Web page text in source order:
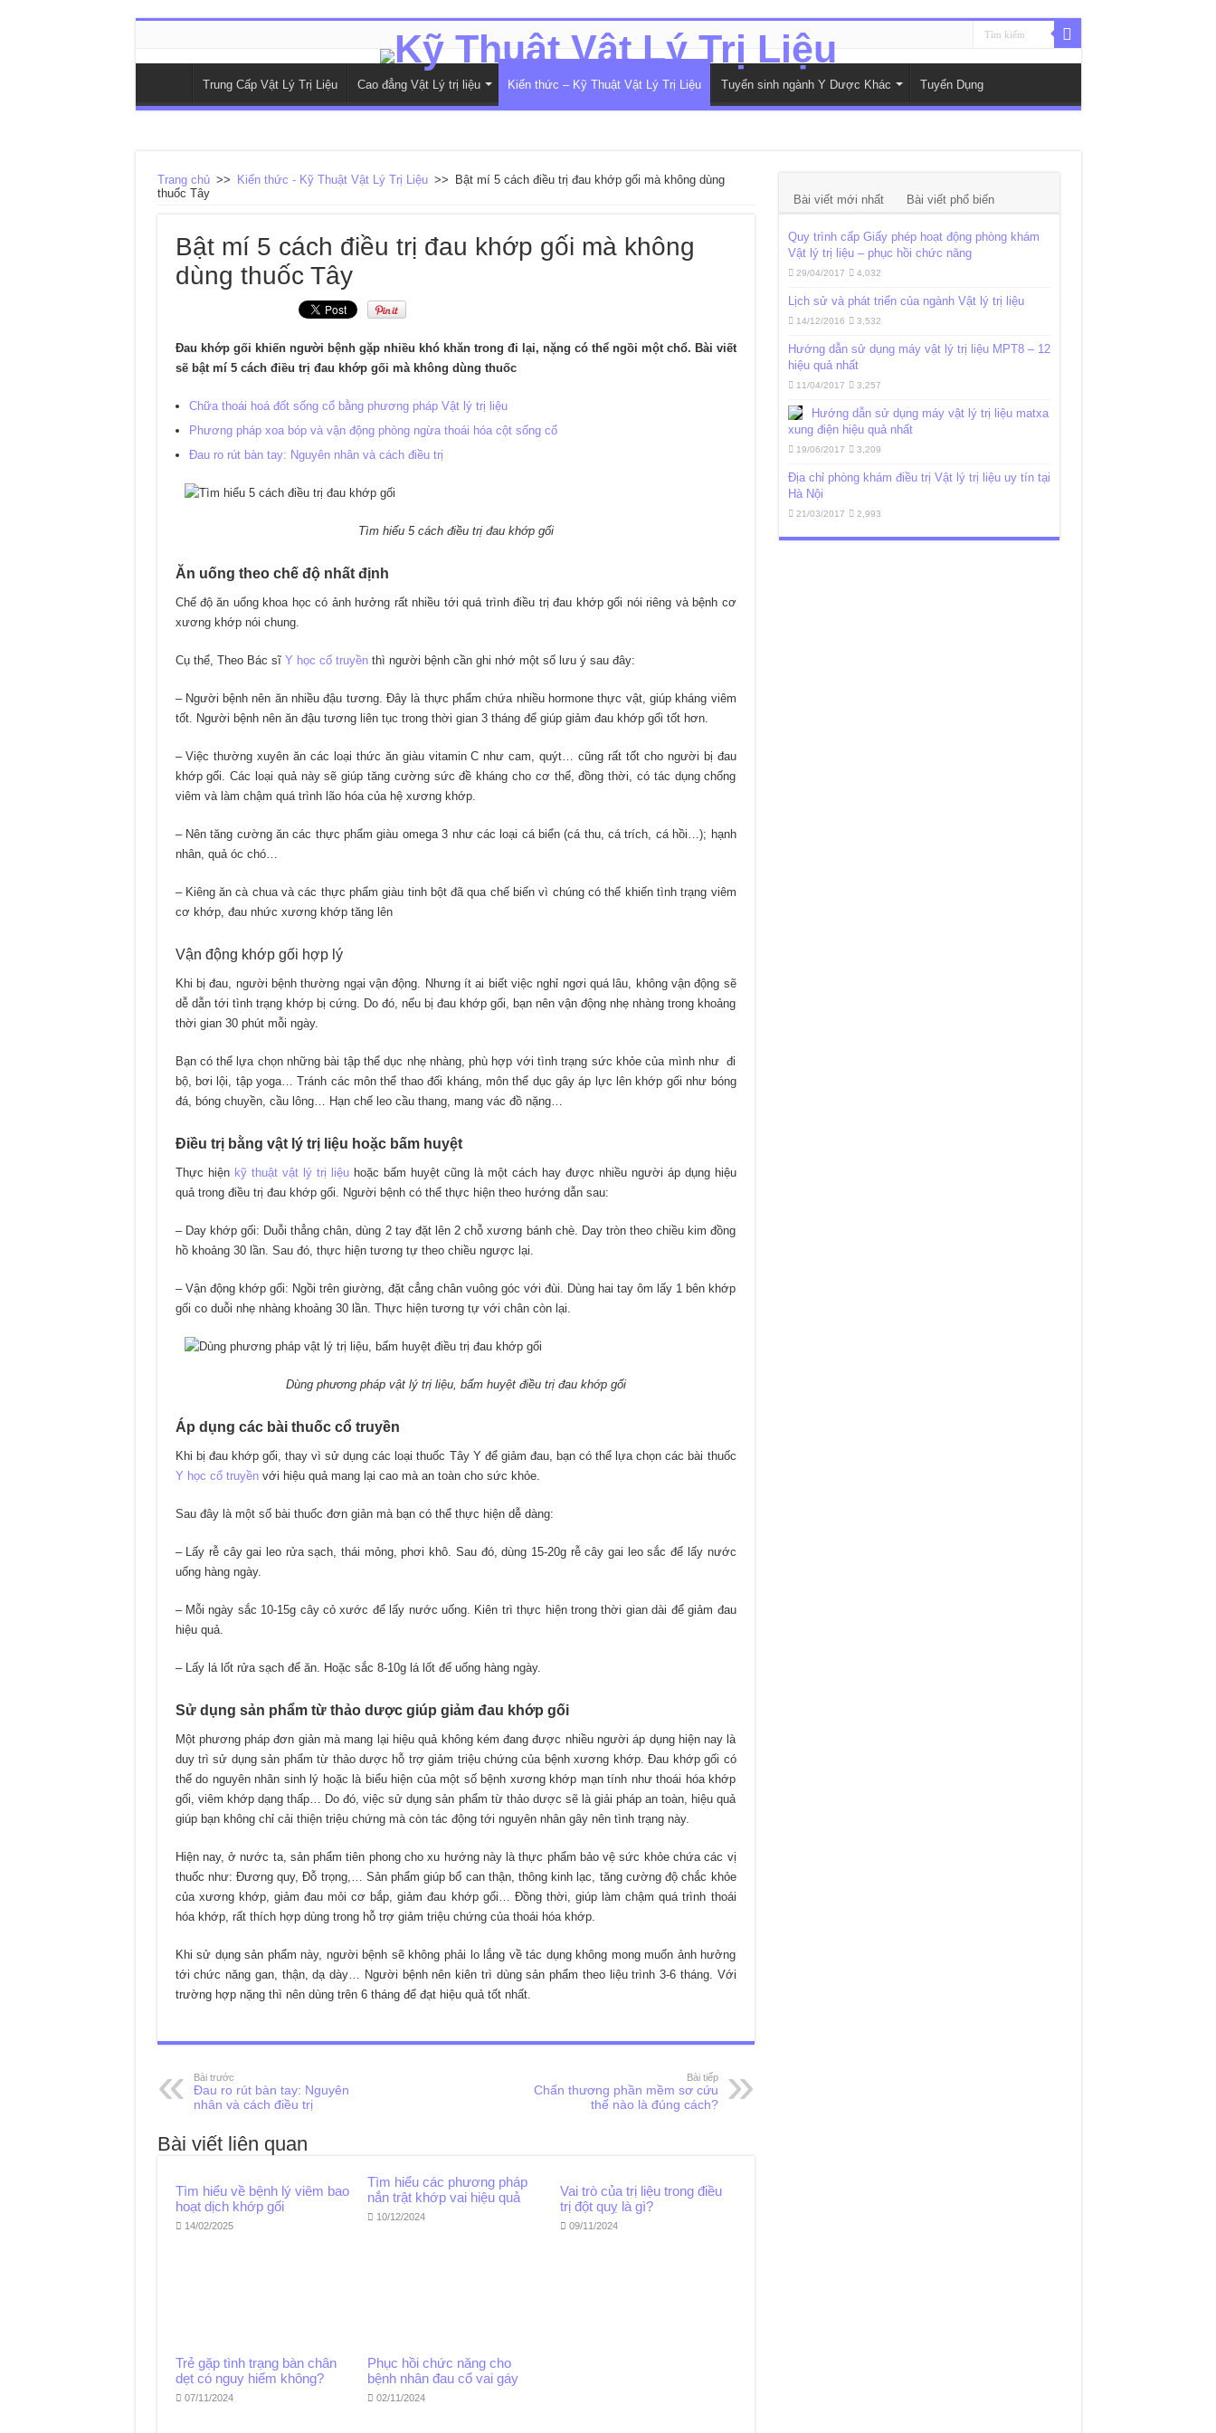
Trung Cấp Vật Lý Trị Liệu Cao đẳng Vật Lý trị liệu Kiến thức – Kỹ Thuật Vật Lý Trị Liệu Tuyển sinh ngành Y Dược Khác Tuyển Dụng
Trang chủ >> Kiến thức - Kỹ Thuật Vật Lý Trị Liệu >>
Bật mí 5 cách điều trị đau khớp gối mà không dùng
thuốc Tây
Bật mí 5 cách điều trị đau khớp gối mà không
dùng thuốc Tây
Đau khớp gối khiến người bệnh gặp nhiều khó khăn trong đi lại, nặng có thể ngồi một chổ. Bài viết
sẽ bật mí 5 cách điều trị đau khớp gối mà không dùng thuốc
Chữa thoái hoá đốt sống cổ bằng phương pháp Vật lý trị liệu
Phương pháp xoa bóp và vận động phòng ngừa thoái hóa cột sống cổ
Đau ro rút bàn tay: Nguyên nhân và cách điều trị
Tìm hiểu 5 cách điều trị đau khớp gối
Ăn uống theo chế độ nhất định
Chế độ ăn uống khoa học có ảnh hưởng rất nhiều tới quá trình điều trị đau khớp gối nói riêng và bệnh cơ
xương khớp nói chung.
Cụ thể, Theo Bác sĩ Y học cổ truyềnthì người bệnh cần ghi nhớ một số lưu ý sau đây:
– Người bệnh nên ăn nhiều đậu tương. Đây là thực phẩm chứa nhiều hormone thực vật, giúp kháng viêm
tốt. Người bệnh nên ăn đậu tương liên tục trong thời gian 3 tháng để giúp giảm đau khớp gối tốt hơn.
– Việc thường xuyên ăn các loại thức ăn giàu vitamin C như cam, quýt… cũng rất tốt cho người bị đau
khớp gối. Các loại quả này sẽ giúp tăng cường sức đề kháng cho cơ thể, đồng thời, có tác dụng chống
viêm và làm chậm quá trình lão hóa của hệ xương khớp.
– Nên tăng cường ăn các thực phẩm giàu omega 3 như các loại cá biển (cá thu, cá trích, cá hồi…); hạnh
nhân, quả óc chó…
– Kiêng ăn cà chua và các thực phẩm giàu tinh bột đã qua chế biến vì chúng có thể khiến tình trạng viêm
cơ khớp, đau nhức xương khớp tăng lên
Vận động khớp gối hợp lý
Khi bị đau, người bệnh thường ngại vận động. Nhưng ít ai biết việc nghỉ ngơi quá lâu, không vận động sẽ
dễ dẫn tới tình trạng khớp bị cứng. Do đó, nếu bị đau khớp gối, bạn nên vận động nhẹ nhàng trong khoảng
thời gian 30 phút mỗi ngày.
Bạn có thể lựa chọn những bài tập thể dục nhẹ nhàng, phù hợp với tình trạng sức khỏe của mình như đi
bộ, bơi lội, tập yoga… Tránh các môn thể thao đối kháng, môn thể dục gây áp lực lên khớp gối như bóng
đá, bóng chuyền, cầu lông… Hạn chế leo cầu thang, mang vác đồ nặng…
Điều trị bằng vật lý trị liệu hoặc bấm huyệt
Thực hiện kỹ thuật vật lý trị liệuhoặc bấm huyệt cũng là một cách hay được nhiều người áp dụng hiệu
quả trong điều trị đau khớp gối. Người bệnh có thể thực hiện theo hướng dẫn sau:
– Day khớp gối: Duỗi thẳng chân, dùng 2 tay đặt lên 2 chỗ xương bánh chè. Day tròn theo chiều kim đồng
hồ khoảng 30 lần. Sau đó, thực hiện tương tự theo chiều ngược lại.
– Vận động khớp gối: Ngồi trên giường, đặt cẳng chân vuông góc với đùi. Dùng hai tay ôm lấy 1 bên khớp
gối co duỗi nhẹ nhàng khoảng 30 lần. Thực hiện tương tự với chân còn lại.
Dùng phương pháp vật lý trị liệu, bấm huyệt điều trị đau khớp gối
Áp dụng các bài thuốc cổ truyền
Khi bị đau khớp gối, thay vì sử dụng các loại thuốc Tây Y để giảm đau, bạn có thể lựa chọn các bài thuốc
Y học cổ truyềnvới hiệu quả mang lại cao mà an toàn cho sức khỏe.
Sau đây là một số bài thuốc đơn giản mà bạn có thể thực hiện dễ dàng:
– Lấy rễ cây gai leo rửa sạch, thái mỏng, phơi khô. Sau đó, dùng 15-20g rễ cây gai leo sắc để lấy nước
uống hàng ngày.
– Mỗi ngày sắc 10-15g cây cỏ xước để lấy nước uống. Kiên trì thực hiện trong thời gian dài để giảm đau
hiệu quả.
– Lấy lá lốt rửa sạch để ăn. Hoặc sắc 8-10g lá lốt để uống hàng ngày.
Sử dụng sản phẩm từ thảo dược giúp giảm đau khớp gối
Một phương pháp đơn giản mà mang lại hiệu quả không kém đang được nhiều người áp dụng hiện nay là
duy trì sử dụng sản phẩm từ thảo dược hỗ trợ giảm triệu chứng của bệnh xương khớp. Đau khớp gối có
thể do nguyên nhân sinh lý hoặc là biểu hiện của một số bệnh xương khớp mạn tính như thoái hóa khớp
gối, viêm khớp dạng thấp… Do đó, việc sử dụng sản phẩm từ thảo dược sẽ là giải pháp an toàn, hiệu quả
giúp bạn không chỉ cải thiện triệu chứng mà còn tác động tới nguyên nhân gây nên tình trạng này.
Hiện nay, ở nước ta, sản phẩm tiên phong cho xu hướng này là thực phẩm bảo vệ sức khỏe chứa các vị
thuốc như: Đương quy, Đỗ trọng,… Sản phẩm giúp bổ can thận, thông kinh lạc, tăng cường độ chắc khỏe
của xương khớp, giảm đau mỏi cơ bắp, giảm đau khớp gối… Đồng thời, giúp làm chậm quá trình thoái
hóa khớp, rất thích hợp dùng trong hỗ trợ giảm triệu chứng của thoái hóa khớp.
Khi sử dụng sản phẩm này, người bệnh sẽ không phải lo lắng về tác dụng không mong muốn ảnh hưởng
tới chức năng gan, thận, dạ dày… Người bệnh nên kiên trì dùng sản phẩm theo liệu trình 3-6 tháng. Với
trường hợp nặng thì nên dùng trên 6 tháng để đạt hiệu quả tốt nhất.
Bài trước
Đau ro rút bàn tay: Nguyên
nhân và cách điều trị
Bài tiếp
Chấn thương phần mềm sơ cứu
thế nào là đúng cách?
Bài viết liên quan
Tìm hiểu về bệnh lý viêm bao
hoạt dịch khớp gối
14/02/2025
Tìm hiểu các phương pháp
nắn trật khớp vai hiệu quả
10/12/2024
Vai trò của trị liệu trong điều
trị đột quỵ là gì?
09/11/2024
Trẻ gặp tình trạng bàn chân
dẹt có nguy hiểm không?
07/11/2024
Phục hồi chức năng cho
bệnh nhân đau cổ vai gáy
02/11/2024
Bài viết mới nhất Bài viết phổ biến
Quy trình cấp Giấy phép hoạt động phòng khám
Vật lý trị liệu – phục hồi chức năng
29/04/2017 4,032
Lịch sử và phát triển của ngành Vật lý trị liệu
14/12/2016 3,532
Hướng dẫn sử dụng máy vật lý trị liệu MPT8 – 12
hiệu quả nhất
11/04/2017 3,257
Hướng dẫn sử dụng máy vật lý trị liệu matxa
xung điện hiệu quả nhất
19/06/2017 3,209
Địa chỉ phòng khám điều trị Vật lý trị liệu uy tín tại
Hà Nội
21/03/2017 2,993